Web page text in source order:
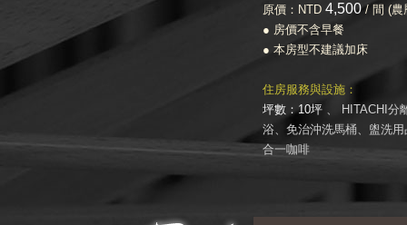
原價：NTD 4,500/ 間 (農
● 房價不含早餐
● 本房型不建議加床
住房服務與設施：
坪數：10坪 、 HITACHI分
浴、免治沖洗馬桶、盥洗
合一咖啡